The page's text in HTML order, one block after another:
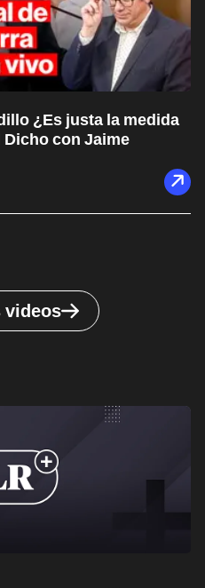
¿Es justa la medida
Dicho con Jaime
videos